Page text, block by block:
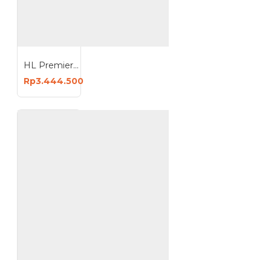
HL Premier 300 3 Phase Mesin Travo Las 380V ARC Welding Machine
Rp3.444.500